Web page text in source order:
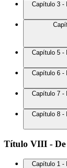
Capítulo 3 -
Capítulo 5 -
Capítulo 6 -
Capítulo 7 -
Capítulo 8 -
Título VIII - De
Capítulo 1 -